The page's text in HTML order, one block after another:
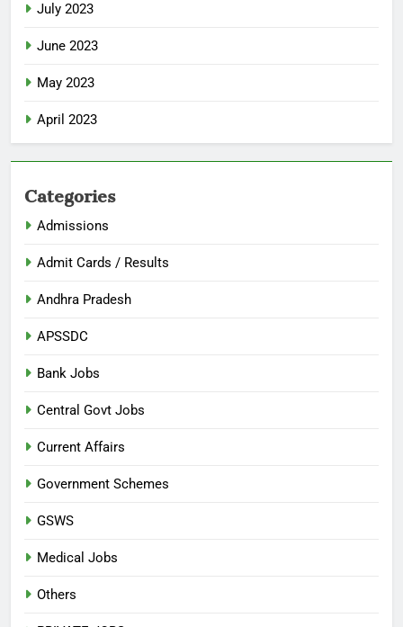
July 2023
June 2023
May 2023
April 2023
Categories
Admissions
Admit Cards / Results
Andhra Pradesh
APSSDC
Bank Jobs
Central Govt Jobs
Current Affairs
Government Schemes
GSWS
Medical Jobs
Others